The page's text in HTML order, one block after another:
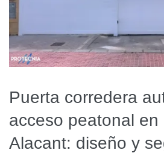
Puerta corredera
acceso peatonal en
Alacant: diseño y